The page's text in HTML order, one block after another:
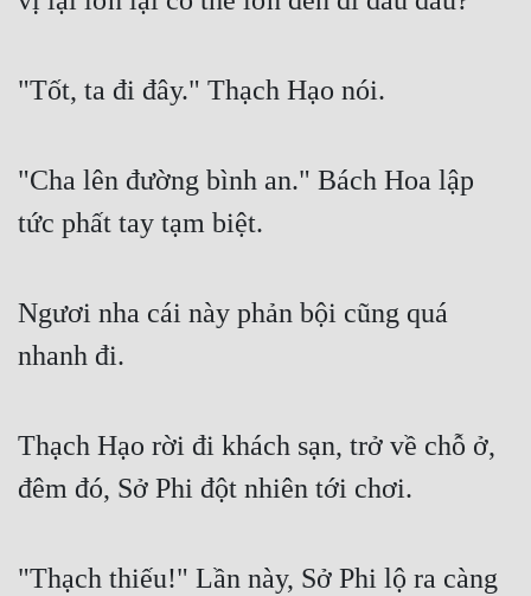
"Tốt, ta đi đây." Thạch Hạo nói.
"Cha lên đường bình an." Bách Hoa lập
tức phất tay tạm biệt.
Ngươi nha cái này phản bội cũng quá
nhanh đi.
Thạch Hạo rời đi khách sạn, trở về chỗ ở,
đêm đó, Sở Phi đột nhiên tới chơi.
"Thạch thiếu!" Lần này, Sở Phi lộ ra càng